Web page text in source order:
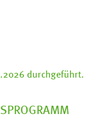
durchgeführt.